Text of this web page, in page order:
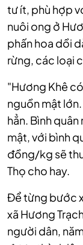
tư ít, phù hợp
nuôi ong ở
phấn hoa dồi
rừng, các loại
"Hương Khê
nguồn mật
hẳn. Bình
mật, với bình
đồng/kg sẽ
Thọ cho hay.
Để từng bước
xã Hương
người dân,